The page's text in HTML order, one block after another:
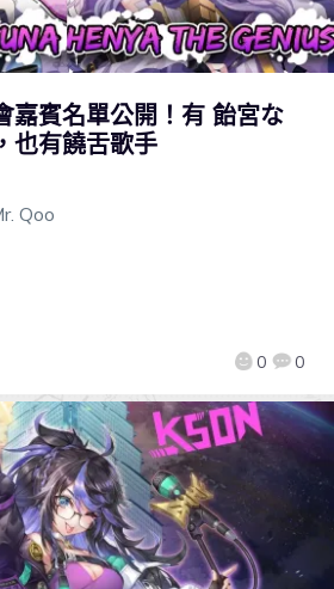
嘉賓名單公開！有 飴宮な
也有饒舌歌手
Qoo
0 0